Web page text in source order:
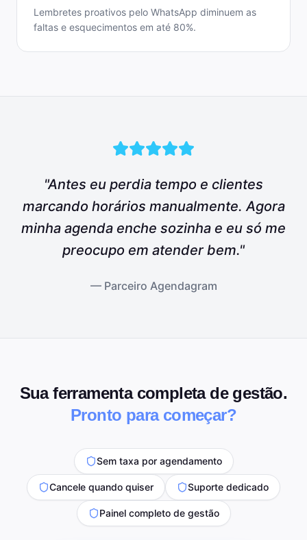
Lembretes proativos pelo WhatsApp diminuem as
faltas e esquecimentos em até 80%.
"Antes eu perdia tempo e clientes
marcando horários manualmente. Agora
minha agenda enche sozinha e eu só me
preocupo em atender bem."
— Parceiro Agendagram
Sua ferramenta completa de gestão.
Pronto para começar?
Sem taxa por agendamento
Cancele quando quiser Suporte dedicado
Painel completo de gestão